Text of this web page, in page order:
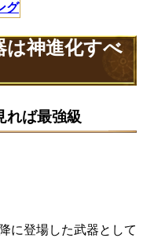
グ
は神進化すべ
れば最強級
に登場した武器として